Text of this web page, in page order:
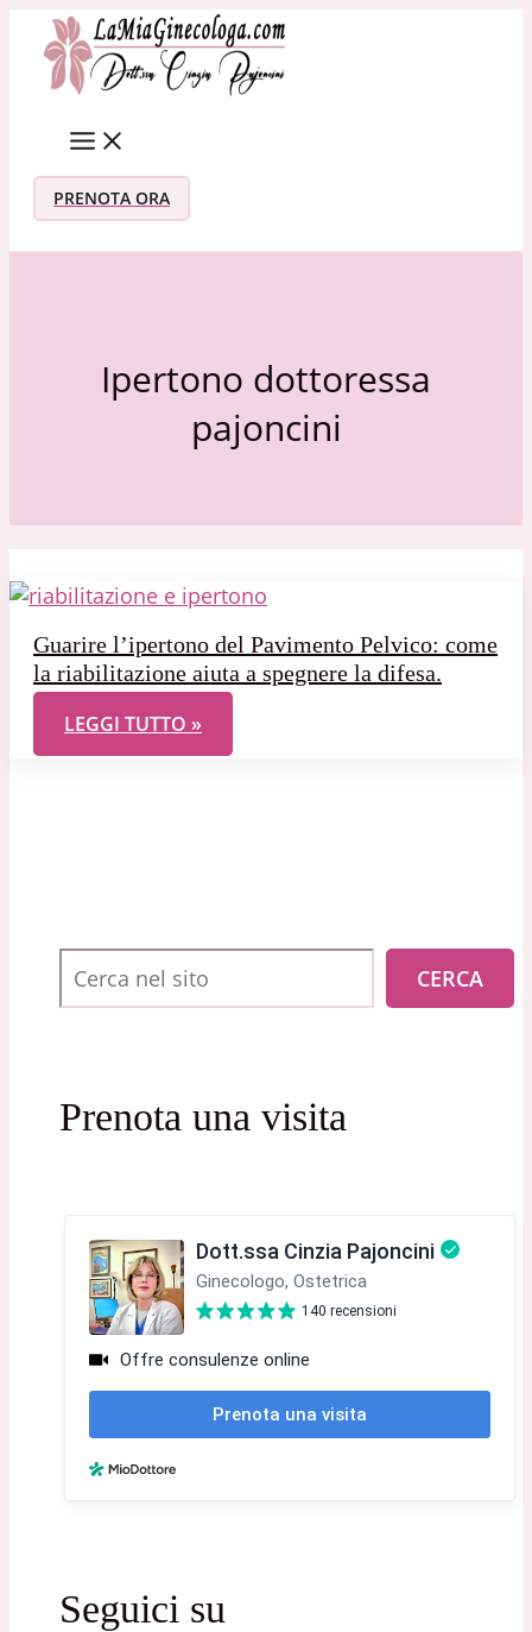
Vai al contenuto
PRENOTA ORA
Ipertono dottoressa
pajoncini
Guarire l’ipertono del Pavimento Pelvico: come
la riabilitazione aiuta a spegnere la difesa.
GUARIRE L’IPERTONO DEL PAVIMENTO PELVICO:
LEGGI TUTTO »
Cerca CERCA
Prenota una visita
Seguici su